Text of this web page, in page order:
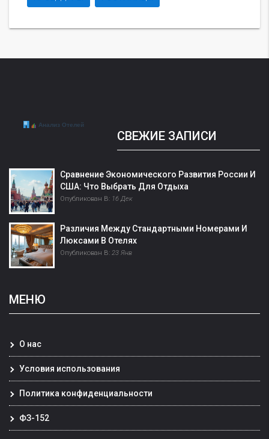
СВЕЖИЕ ЗАПИСИ
Сравнение Экономического Развития России И
США: Что Выбрать Для Отдыха
Опубликован В: 16 Дек
Различия Между Стандартными Номерами И
Люксами В Отелях
Опубликован В: 23 Янв
МЕНЮ
О нас
Условия использования
Политика конфиденциальности
ФЗ-152